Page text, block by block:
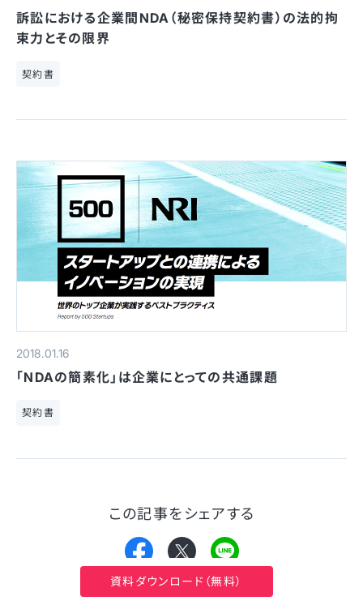
訴訟における企業間NDA（秘密保持契約書）の法的拘
束力とその限界
契約書
2018.01.16
「NDAの簡素化」は企業にとっての共通課題
契約書
この記事をシェアする
資料ダウンロード（無料）